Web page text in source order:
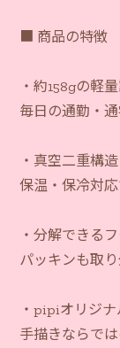
■ 商品の特徴
・約158gの軽
毎日の通勤・
・真空二重構造
保温・保冷対
・分解できる
パッキンも取
・pipiオリジ
手描きならで